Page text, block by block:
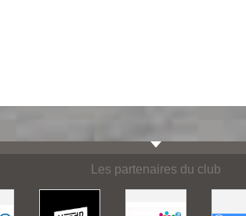
Les partenaires du club